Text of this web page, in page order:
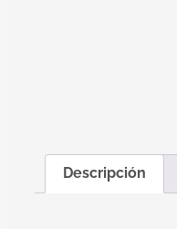
Descripción